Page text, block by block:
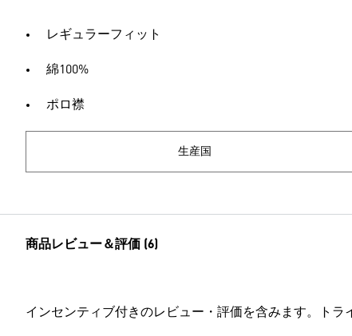
レギュラーフィット
綿100%
ポロ襟
生産国
商品レビュー＆評価 (6)
インセンティブ付きのレビュー・評価を含みます。トラ